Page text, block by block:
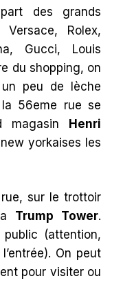
des grands
Rolex,
Gucci, Louis
du shopping, on
peu de lèche
56eme rue se
magasin Henri
yorkaises les
sur le trottoir
Trump Tower.
(attention,
On peut
pour visiter ou